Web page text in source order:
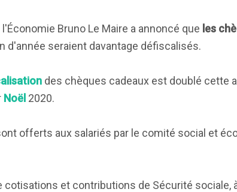
Bruno Le Maire a annoncé que les
d'année seraient davantage défiscalisés.
des chèques cadeaux est doublé cette
Noël 2020.
offerts aux salariés par le comité social et
cotisations et contributions de Sécurité sociale,